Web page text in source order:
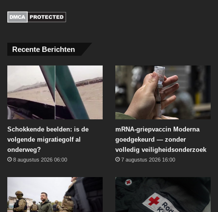
Recente Berichten
Schokkende beelden: is de
volgende migratiegolf al
onderweg?
8 augustus 2026 06:00
mRNA-griepvaccin Moderna
goedgekeurd — zonder
volledig veiligheidsonderzoek
7 augustus 2026 16:00